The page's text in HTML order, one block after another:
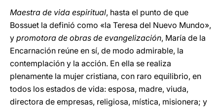
Maestra de vida espiritual, hasta el punto de que
Bossuet la definió como «la Teresa del Nuevo Mundo»,
y promotora de obras de evangelización, María de la
Encarnación reúne en sí, de modo admirable, la
contemplación y la acción. En ella se realiza
plenamente la mujer cristiana, con raro equilibrio, en
todos los estados de vida: esposa, madre, viuda,
directora de empresas, religiosa, mística, misionera; y